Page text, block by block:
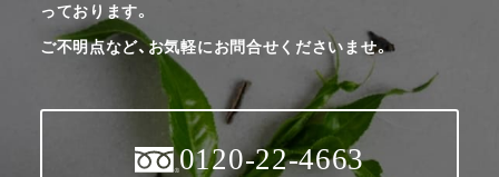
っております。
ご不明点など、お気軽にお問合せくださいませ。
0120-22-4663